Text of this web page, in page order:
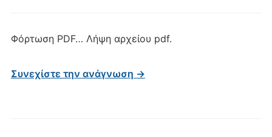
Φόρτωση PDF… Λήψη αρχείου pdf.
Συνεχίστε την ανάγνωση →